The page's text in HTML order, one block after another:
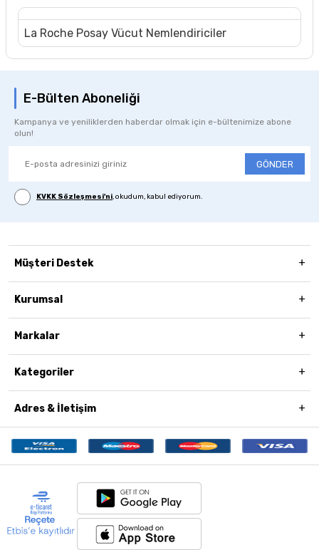
La Roche Posay Vücut Nemlendiriciler
E-Bülten Aboneliği
Kampanya ve yeniliklerden haberdar olmak için e-bültenimize abone
olun!
GÖNDER
KVKK Sözleşmesi'ni, okudum, kabul ediyorum.
Müşteri Destek
Kurumsal
Markalar
Kategoriler
Adres & İletişim